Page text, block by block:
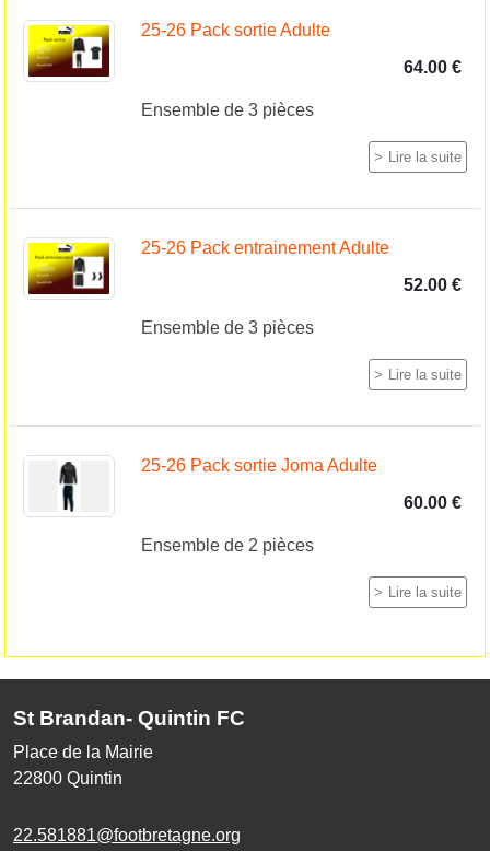
25-26 Pack sortie Adulte
64.00 €
Ensemble de 3 pièces
Lire la suite
25-26 Pack entrainement Adulte
52.00 €
Ensemble de 3 pièces
Lire la suite
25-26 Pack sortie Joma Adulte
60.00 €
Ensemble de 2 pièces
Lire la suite
St Brandan- Quintin FC
Place de la Mairie
22800 Quintin
22.581881@footbretagne.org